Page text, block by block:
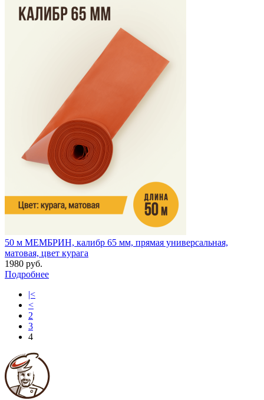
50 м МЕМБРИН, калибр 65 мм, прямая универсальная,
матовая, цвет курага
1980 руб.
Подробнее
|<
<
2
3
4